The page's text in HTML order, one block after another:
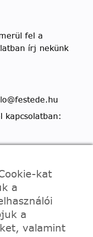
fel a
írj nekünk
kapcsolatban:
kat
a
a
valamint